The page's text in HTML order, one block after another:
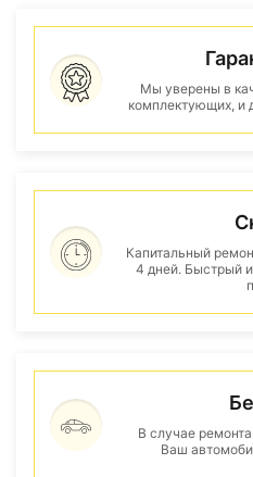
Мы уверены в
комплектующих, и
Капитальный
4 дней. Быстрый и
В случае
Ваш